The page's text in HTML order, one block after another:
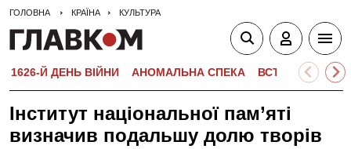
ГОЛОВНА КРАЇНА КУЛЬТУРА
1626-Й ДЕНЬ ВІЙНИ АНОМАЛЬНА СПЕКА ВСТУПНА
Інститут національної пам’яті
визначив подальшу долю творів